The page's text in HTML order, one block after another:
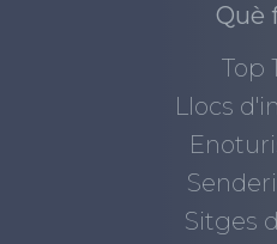
Què
Top
Llocs
Sitges